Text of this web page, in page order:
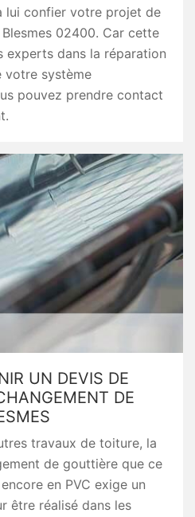
lui confier votre projet de
02400. Car cette
experts dans la réparation
votre système
pouvez prendre contact
UN DEVIS DE
DE
travaux de toiture, la
de gouttière que ce
en PVC exige un
être réalisé dans les